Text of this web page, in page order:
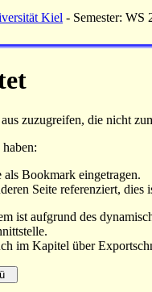
Kiel - Semester: WS
zuzugreifen, die nicht
als Bookmark eingetragen.
Seite referenziert, dies
ist aufgrund des
im Kapitel über